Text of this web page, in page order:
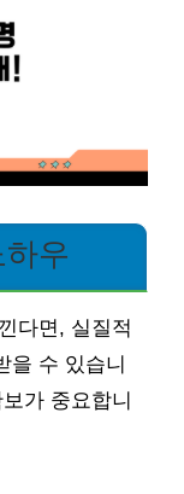
우
다면, 실질적
을 수 있습니
가 중요합니